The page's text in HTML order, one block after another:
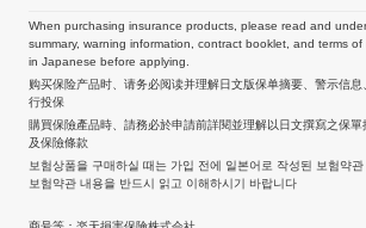
When purchasing insurance products, please read and
summary, warning information, contract booklet, and terms
in Japanese before applying.
购买保险产品时、请务必阅读并理解日文版保单摘要、警示信
行投保
購買保險產品時、請務必於申請前詳閱並理解以日文撰寫之保
及保險條款
보험상품을 구매하실 때는 가입 전에 일본어로 작성된 보험약
보험약관 내용을 반드시 읽고 이해하시기 바랍니다